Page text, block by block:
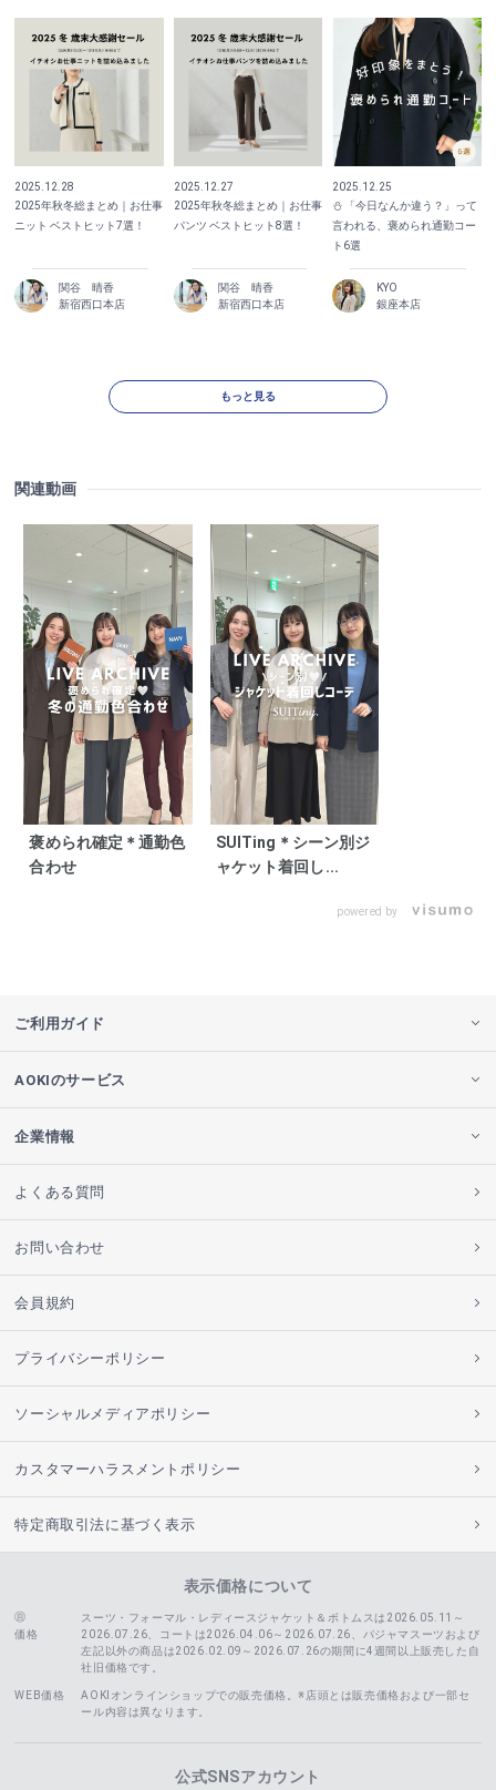
2025.12.28
2025年秋冬総まとめ｜お仕事
ニット ベストヒット7選！
関谷 晴香
新宿西口本店
2025.12.27
2025年秋冬総まとめ｜お仕事
パンツ ベストヒット8選！
関谷 晴香
新宿西口本店
2025.12.25
⛄️ 「今日なんか違う？」って
言われる、褒められ通勤コー
ト6選
KYO
銀座本店
もっと見る
関連動画
褒められ確定＊通勤色
合わせ
SUITing＊シーン別ジ
ャケット着回し...
powered by
ご利用ガイド
AOKIのサービス
企業情報
よくある質問
お問い合わせ
会員規約
プライバシーポリシー
ソーシャルメディアポリシー
カスタマーハラスメントポリシー
特定商取引法に基づく表示
表示価格について
価格
スーツ・フォーマル・レディースジャケット＆ボトムスは2026.05.11～
2026.07.26、コートは2026.04.06～2026.07.26、
パジャマスーツおよび
左記以外の商品は2026.02.09～2026.07.26の期間に4週間以上販売した自
社旧価格です。
WEB価格
AOKIオンラインショップでの販売価格。※店頭とは販売価格および一部セ
ール内容は異なります。
公式SNSアカウント